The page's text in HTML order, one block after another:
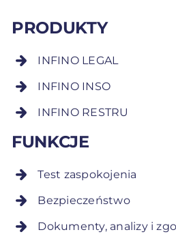
PRODUKTY
INFINO LEGAL
INFINO INSO
INFINO RESTRU
FUNKCJE
Test zaspokojenia
Bezpieczeństwo
Dokumenty, analizy i